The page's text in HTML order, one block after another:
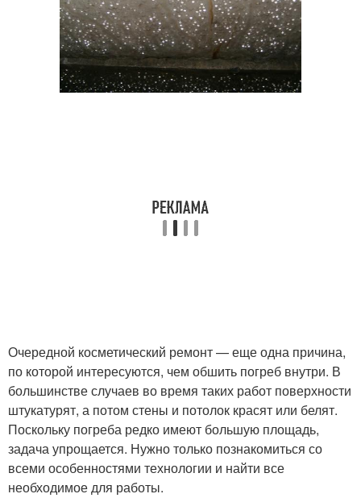
Очередной косметический ремонт — еще одна причина,
по которой интересуются, чем обшить погреб внутри. В
большинстве случаев во время таких работ поверхности
штукатурят, а потом стены и потолок красят или белят.
Поскольку погреба редко имеют большую площадь,
задача упрощается. Нужно только познакомиться со
всеми особенностями технологии и найти все
необходимое для работы.